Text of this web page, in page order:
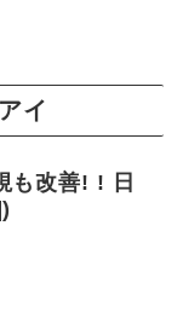
イ
も改善! ! 日